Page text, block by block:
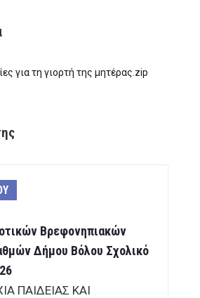
για τη γιορτή της μητέρας.zip
Βρεφονηπιακών
Δήμου Βόλου Σχολικό
ΠΑΙΔΕΙΑΣ ΚΑΙ